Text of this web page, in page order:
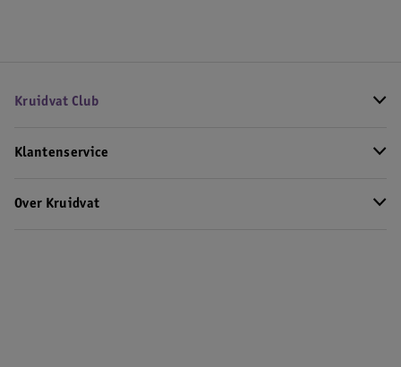
Kruidvat Club
Klantenservice
Over Kruidvat